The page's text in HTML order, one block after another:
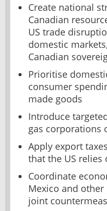
Create national
Canadian
US trade
domestic
Canadian
Prioritise
consumer
made goods
Introduce
gas corporations
Apply export
that the US relies
Coordinate
Mexico and
joint